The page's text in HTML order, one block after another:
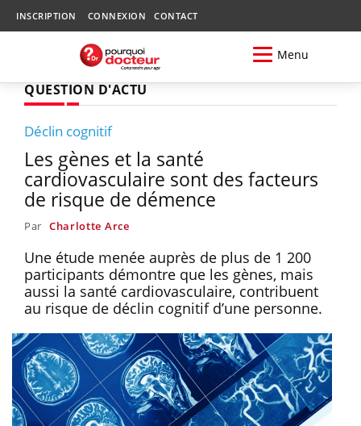
INSCRIPTION CONNEXION CONTACT
Menu
QUESTION D'ACTU
Déclin cognitif
Les gènes et la santé
cardiovasculaire sont des facteurs
de risque de démence
Par Charlotte Arce
Une étude menée auprès de plus de 1 200
participants démontre que les gènes, mais
aussi la santé cardiovasculaire, contribuent
au risque de déclin cognitif d’une personne.